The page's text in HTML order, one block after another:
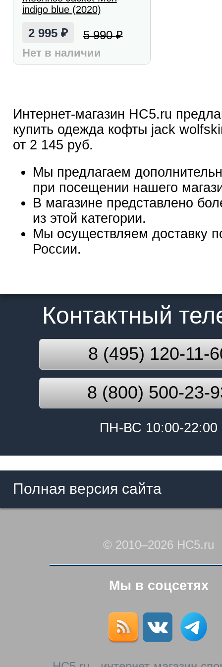
indigo blue (2020)
2 995 ₽ 5 990₽
Нет в наличии
Интернет-магазин HC5.ru
купить одежда кофты jack
от 2 145 руб.
Мы предлагаем
при посещении нашего
В магазине представлено
из этой категории.
Мы осуществляем доставку
России.
Контактный
8 (495) 120-11-
8 (800) 500-23-
ПН-ВС 10:00-22:00
Полная версия сайта
© 2010–2026 HC5.ru
Мы в соцсетях